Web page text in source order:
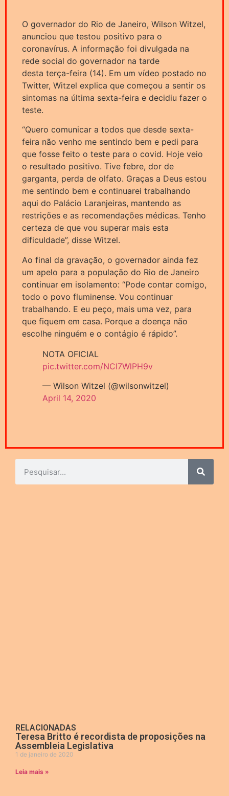
O governador do Rio de Janeiro, Wilson Witzel,
anunciou que testou positivo para o
coronavírus. A informação foi divulgada na
rede social do governador na tarde
desta terça-feira (14). Em um vídeo postado no
Twitter, Witzel explica que começou a sentir os
sintomas na última sexta-feira e decidiu fazer o
teste.
“Quero comunicar a todos que desde sexta-
feira não venho me sentindo bem e pedi para
que fosse feito o teste para o covid. Hoje veio
o resultado positivo. Tive febre, dor de
garganta, perda de olfato. Graças a Deus estou
me sentindo bem e continuarei trabalhando
aqui do Palácio Laranjeiras, mantendo as
restrições e as recomendações médicas. Tenho
certeza de que vou superar mais esta
dificuldade”, disse Witzel.
Ao final da gravação, o governador ainda fez
um apelo para a população do Rio de Janeiro
continuar em isolamento: “Pode contar comigo,
todo o povo fluminense. Vou continuar
trabalhando. E eu peço, mais uma vez, para
que fiquem em casa. Porque a doença não
escolhe ninguém e o contágio é rápido”.
NOTA OFICIAL
pic.twitter.com/NCl7WlPH9v
— Wilson Witzel (@wilsonwitzel)
April 14, 2020
RELACIONADAS
Teresa Britto é recordista de proposições na
Assembleia Legislativa
1 de janeiro de 2020
Leia mais »